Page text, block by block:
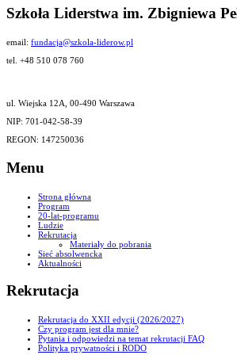
Szkoła Liderstwa im. Zbigniewa
email: fundacja@szkola-liderow.pl
tel. +48 510 078 760
ul. Wiejska 12A, 00-490 Warszawa
NIP: 701-042-58-39
REGON: 147250036
Menu
Strona główna
Program
20-lat-programu
Ludzie
Rekrutacja
Materiały do pobrania
Sieć absolwencka
Aktualności
Rekrutacja
Rekrutacja do XXII edycji (2026/2027)
Czy program jest dla mnie?
Pytania i odpowiedzi na temat rekrutacji FAQ
Polityka prywatności i RODO